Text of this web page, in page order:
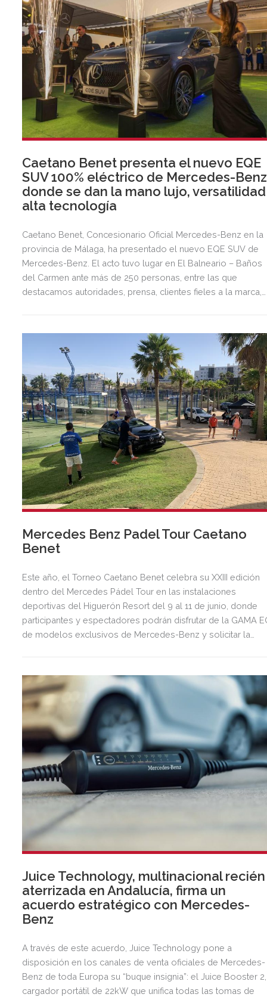
Caetano Benet presenta el nuevo EQE
SUV 100% eléctrico de Mercedes-
donde se dan la mano lujo, versatilidad
alta tecnología
Caetano Benet, Concesionario Oficial Mercedes-Benz en la
provincia de Málaga, ha presentado el nuevo EQE SUV de
Mercedes-Benz. El acto tuvo lugar en El Balneario – Baños
del Carmen ante más de 250 personas, entre las que
destacamos autoridades, prensa, clientes fieles a la marca,
oportunidad de conocer toda la Gama EQ (EQA, EQB, EQC,
EQE, EQS, EQE SUV y EQS SUV).
Mercedes Benz Padel Tour Caetano
Benet
Este año, el Torneo Caetano Benet celebra su XXIII edición
dentro del Mercedes Pádel Tour en las instalaciones
deportivas del Higuerón Resort del 9 al 11 de junio, donde
participantes y espectadores podrán disfrutar de la GAMA
de modelos exclusivos de Mercedes-Benz y solicitar la
Juice Technology, multinacional recién
aterrizada en Andalucía, firma un
acuerdo estratégico con Mercedes-
Benz
A través de este acuerdo, Juice Technology pone a
disposición en los canales de venta oficiales de Mercedes-
Benz de toda Europa su “buque insignia”: el Juice Booster 2,
cargador portátil de 22kW que unifica todas las tomas de